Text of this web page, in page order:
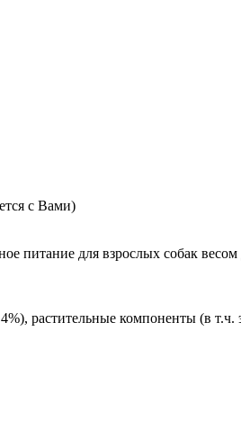
с Вами)
для взрослых собак
растительные компоненты (в т.ч.